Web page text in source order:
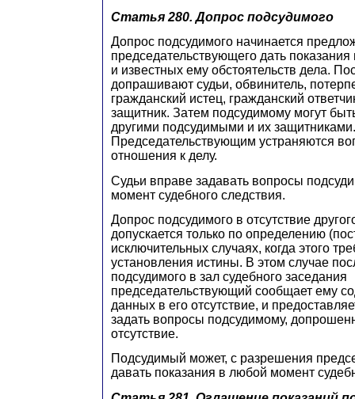
Статья 280. Допрос подсудимого
Допрос подсудимого начинается
председательствующего дать
и известных ему обстоятельств дела.
допрашивают судьи, обвинитель,
гражданский истец, гражданский
защитник. Затем подсудимому могут
другими подсудимыми и их защитниками.
Председательствующим устраняются
отношения к делу.
Судьи вправе задавать вопросы
момент судебного следствия.
Допрос подсудимого в отсутствие
допускается только по определению
исключительных случаях, когда этого
установления истины. В этом случае
подсудимого в зал судебного заседания
председательствующий сообщает ему
данных в его отсутствие, и
задать вопросы подсудимому,
отсутствие.
Подсудимый может, с разрешения
давать показания в любой момент